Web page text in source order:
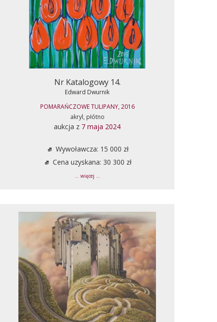
Nr Katalogowy 14.
Edward Dwurnik
POMARAŃCZOWE TULIPANY, 2016
akryl, płótno
aukcja z 7 maja 2024
Wywoławcza: 15 000 zł
Cena uzyskana: 30 300 zł
... więcej ...